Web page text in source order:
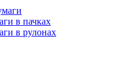
в пачках
в рулонах